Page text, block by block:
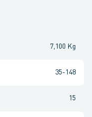
7,100 Kg
35-148
15